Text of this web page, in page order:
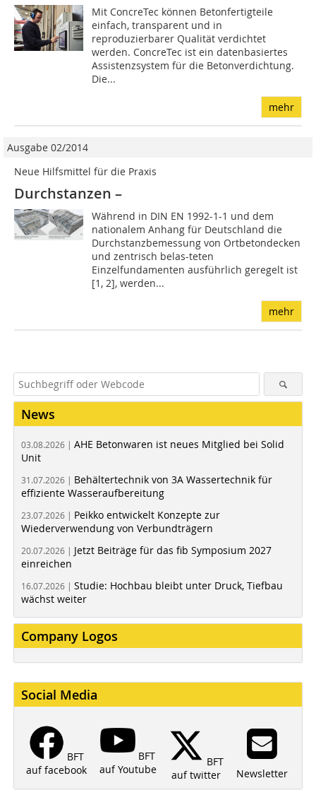
Mit ConcreTec können Betonfertigteile
einfach, transparent und in
reproduzierbarer Qualität verdichtet
werden. ConcreTec ist ein datenbasiertes
Assistenzsystem für die Betonverdichtung.
Die...
mehr
Ausgabe 02/2014
Neue Hilfsmittel für die Praxis
Durchstanzen –
Während in DIN EN 1992-1-1 und dem
nationalem Anhang für Deutschland die
Durchstanzbemessung von Ortbetondecken
und zentrisch belas-teten
Einzelfundamenten ausführlich geregelt ist
[1, 2], werden...
mehr
News
03.08.2026 | AHE Betonwaren ist neues Mitglied bei Solid
Unit
31.07.2026 | Behältertechnik von 3A Wassertechnik für
effiziente Wasseraufbereitung
23.07.2026 | Peikko entwickelt Konzepte zur
Wiederverwendung von Verbundträgern
20.07.2026 | Jetzt Beiträge für das fib Symposium 2027
einreichen
16.07.2026 | Studie: Hochbau bleibt unter Druck, Tiefbau
wächst weiter
Company Logos
Social Media
BFT
auf facebook
BFT
auf Youtube
BFT
auf twitter
Newsletter